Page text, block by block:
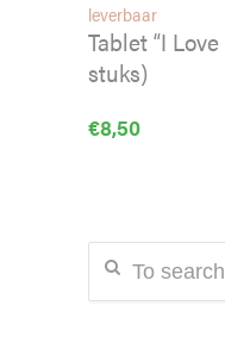
leverbaar
Tablet “I
stuks)
€8,50